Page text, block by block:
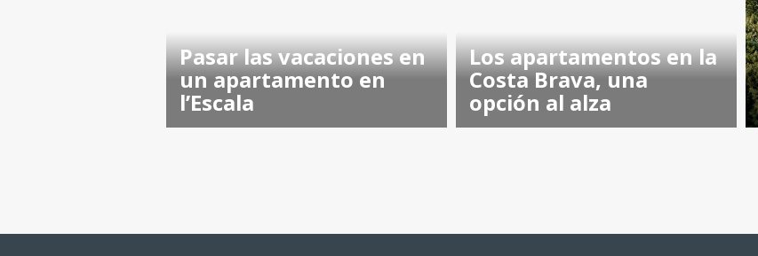
Pasar las vacaciones en
un apartamento en
l’Escala
Los apartamentos en la
Costa Brava, una
opción al alza